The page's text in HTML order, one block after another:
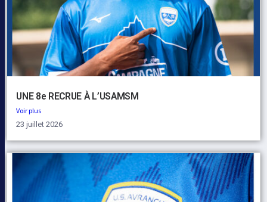
UNE 8e RECRUE À L’USAMSM
Voir plus
23 juillet 2026